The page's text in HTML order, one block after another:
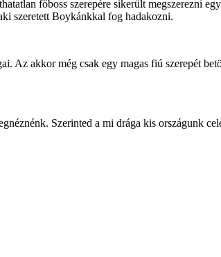
főboss szerepére sikerült megszerezni
szeretett Boykánkkal fog hadakozni.
Az akkor még csak egy magas fiú szerepét
Szerinted a mi drága kis országunk